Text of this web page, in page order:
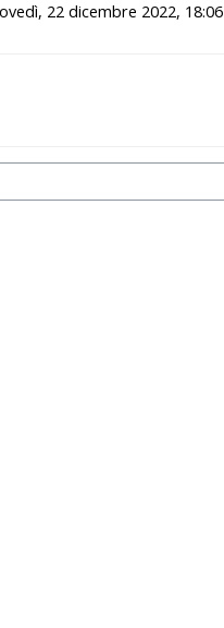
22 dicembre 2022, 18:06